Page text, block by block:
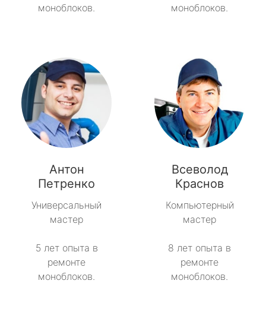
моноблоков.
моноблоков.
Антон
Петренко
Универсальный
мастер
5 лет опыта в
ремонте
моноблоков.
Всеволод
Краснов
Компьютерный
мастер
8 лет опыта в
ремонте
моноблоков.